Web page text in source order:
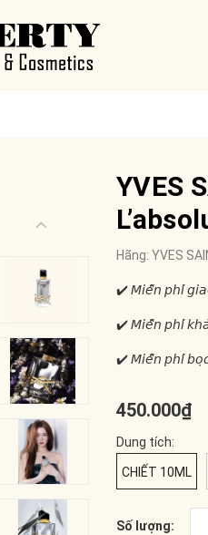
YVES
Hãng: YVES
✔️ 𝘔𝘪𝘦̂̃𝘯 𝘱𝘩𝘪́
✔️ 𝘔𝘪𝘦̂̃𝘯 𝘱𝘩𝘪́
✔️ 𝘔𝘪𝘦̂̃𝘯 𝘱𝘩𝘪́
450.000₫
Dung tích:
CHIẾT 10ML
Số lượng: